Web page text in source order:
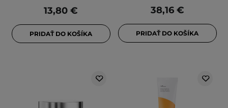
13,80 €
PRIDAŤ DO KOŠÍKA
38,16 €
PRIDAŤ DO KOŠÍKA